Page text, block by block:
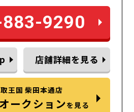
9290
店舗詳細を見る
王国 柴田本通店
ークションを見る